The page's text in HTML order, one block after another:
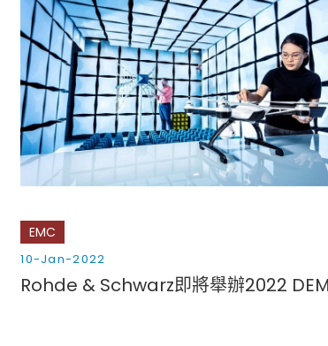
EMC
10-Jan-2022